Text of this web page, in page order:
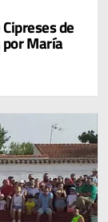
de
María